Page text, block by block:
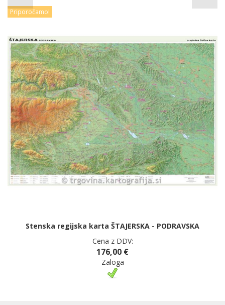
Priporočamo!
Stenska regijska karta ŠTAJERSKA - PODRAVSKA
Cena z DDV:
176,00 €
Zaloga